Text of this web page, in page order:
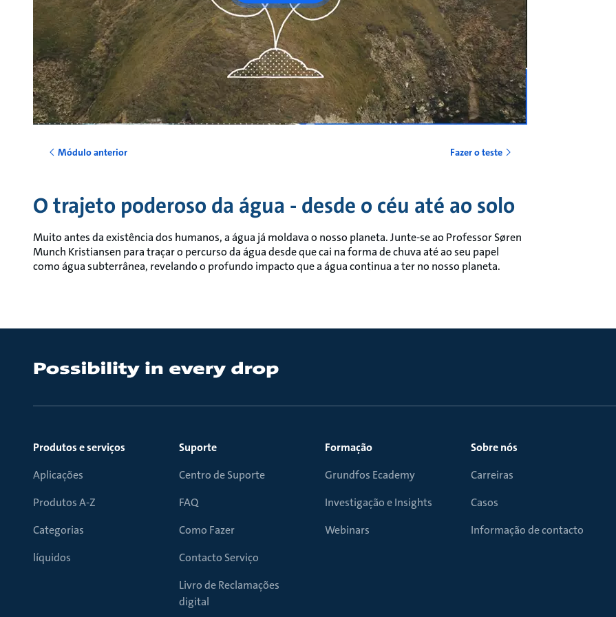
Módulo anterior Fazer o teste
O trajeto poderoso da água - desde o céu até ao solo
Muito antes da existência dos humanos, a água já moldava o nosso planeta. Junte-se ao Professor Søren
Munch Kristiansen para traçar o percurso da água desde que cai na forma de chuva até ao seu papel
como água subterrânea, revelando o profundo impacto que a água continua a ter no nosso planeta.
Produtos e serviços
Aplicações
Produtos A-Z
Categorias
líquidos
Suporte
Centro de Suporte
FAQ
Como Fazer
Contacto Serviço
Livro de Reclamações
digital
Formação
Grundfos Ecademy
Investigação e Insights
Webinars
Sobre nós
Carreiras
Casos
Informação de contacto